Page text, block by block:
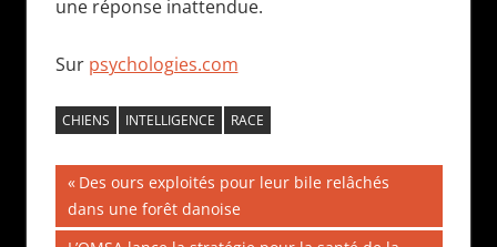
une réponse inattendue.
Sur psychologies.com
CHIENS INTELLIGENCE RACE
Navigation
de
Publication
précédente :
Des ours exploités pour leur bile relâchés
dans une forêt danoise